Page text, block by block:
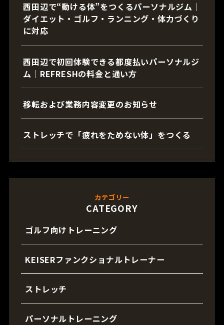
西田辺で“動ける体”をつくるパーソナルジム｜
ダイエット・ゴルフ・ランニング・体力づくり
に対応
西田辺で初回体験できる都度払いパーソナルジ
ム｜REFRESHの料金と通い方
移転および業務内容変更のお知らせ
ストレッチで「疲れをためない体」をつくる
カテゴリー
CATEGORY
ゴルフ向けトレーニング
KEISERファンクショナルトレーナー
ストレッチ
パーソナルトレーニング